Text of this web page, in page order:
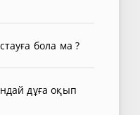
бола ма ?
дұға оқып